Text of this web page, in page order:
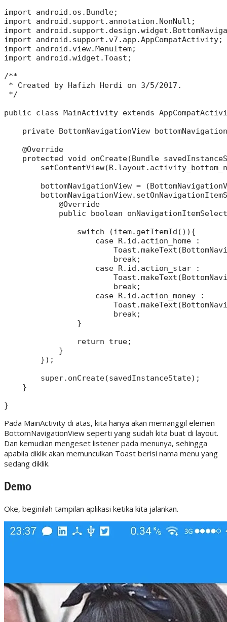
import android.os.Bundle;
import android.support.annotation.NonNull;
import
import android.support.v7.app.AppCompatActivity;
import android.view.MenuItem;
import android.widget.Toast;
/**
* Created by Hafizh Herdi on 3/5/2017.
*/
public class MainActivity extends
private BottomNavigationView
    @Override
protected void onCreate(Bundle
bottomNavigationView =
            @Override
public boolean
                switch (item.getItemId()){
                    case R.id.action_home :
                        break;
                    case R.id.action_star :
                        break;
                    case R.id.action_money :
                        break;
                }
                return true;
            }
        });
        super.onCreate(savedInstanceState);
    }
Pada MainActivity di atas, kita hanya akan memanggil elemen
BottomNavigationView seperti yang sudah kita buat di layout.
Dan kemudian mengeset listener pada menunya, sehingga
apabila diklik akan memunculkan Toast berisi nama menu yang
sedang diklik.
Demo
Oke, beginilah tampilan aplikasi ketika kita jalankan.